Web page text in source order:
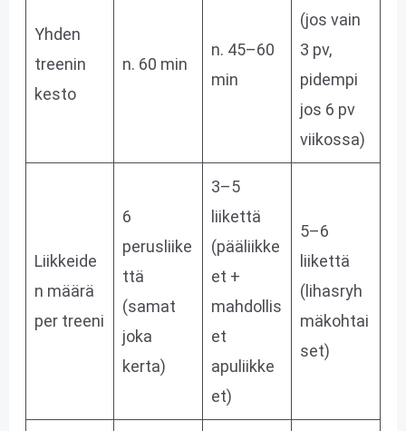
Yhden
treenin
kesto
n. 60 min
n. 45–60
min
(jos vain
3 pv,
pidempi
jos 6 pv
viikossa)
Liikkeide
n määrä
per treeni
6
perusliike
ttä
(samat
joka
kerta)
3–5
liikettä
(pääliikke
et +
mahdollis
et
apuliikke
et)
5–6
liikettä
(lihasryh
mäkohtai
set)